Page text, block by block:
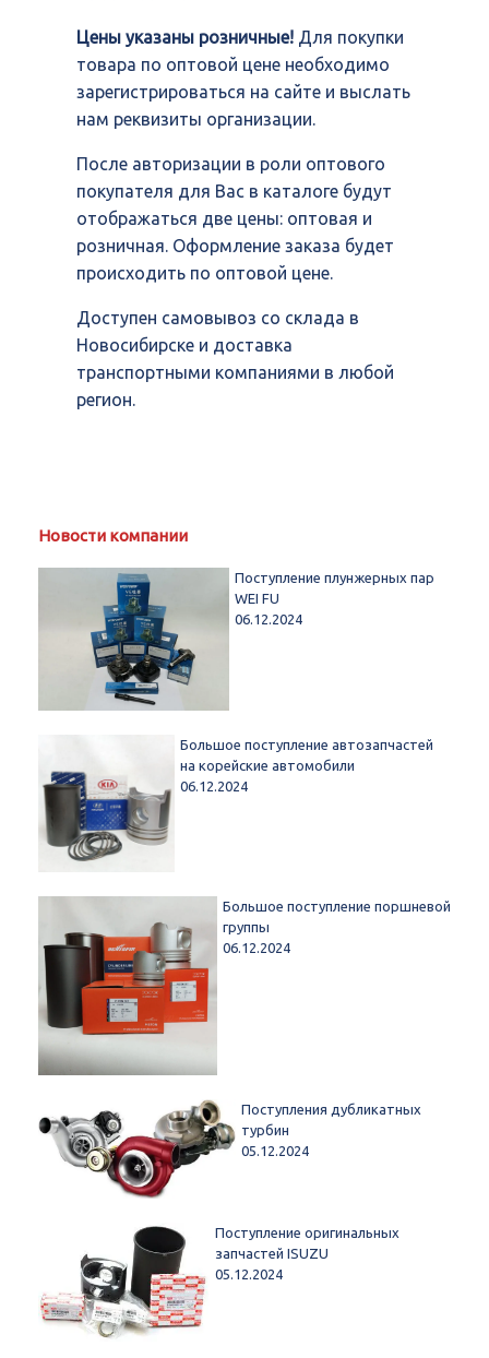
Цены указаны розничные! Для покупки
товара по оптовой цене необходимо
зарегистрироваться на сайте и выслать
нам реквизиты организации.
После авторизации в роли оптового
покупателя для Вас в каталоге будут
отображаться две цены: оптовая и
розничная. Оформление заказа будет
происходить по оптовой цене.
Доступен самовывоз со склада в
Новосибирске и доставка
транспортными компаниями в любой
регион.
Новости компании
Поступление плунжерных пар
WEI FU
06.12.2024
Большое поступление автозапчастей
на корейские автомобили
06.12.2024
Большое поступление поршневой
группы
06.12.2024
Поступления дубликатных
турбин
05.12.2024
Поступление оригинальных
запчастей ISUZU
05.12.2024